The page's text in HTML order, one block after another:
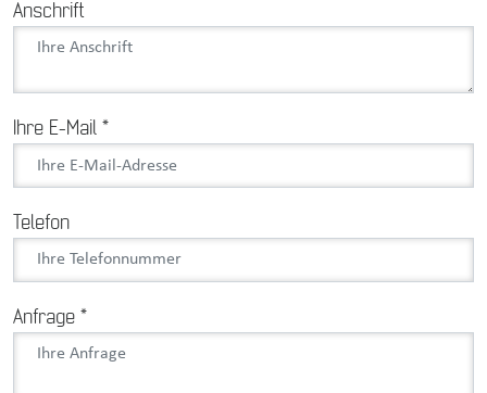
Anschrift
Ihre E-Mail *
Telefon
Anfrage *